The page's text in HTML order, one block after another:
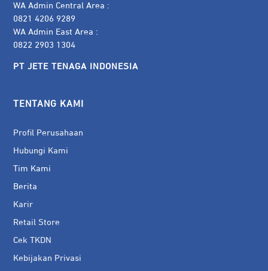
WA Admin Central Area :
0821 4206 9289
WA Admin East Area :
0822 2903 1304
PT JETE TENAGA INDONESIA
TENTANG KAMI
Profil Perusahaan
Hubungi Kami
Tim Kami
Berita
Karir
Retail Store
Cek TKDN
Kebijakan Privasi